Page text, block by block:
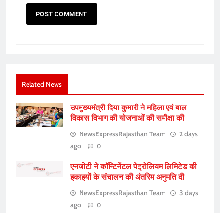
Related News
उपमुख्यमंत्री दिया कुमारी ने महिला एवं बाल
विकास विभाग की योजनाओं की समीक्षा की
NewsExpressRajasthan Team
2 days
ago
0
एनजीटी ने कॉन्टिनेंटल पेट्रोलियम लिमिटेड की
इकाइयों के संचालन की अंतरिम अनुमति दी
NewsExpressRajasthan Team
3 days
ago
0